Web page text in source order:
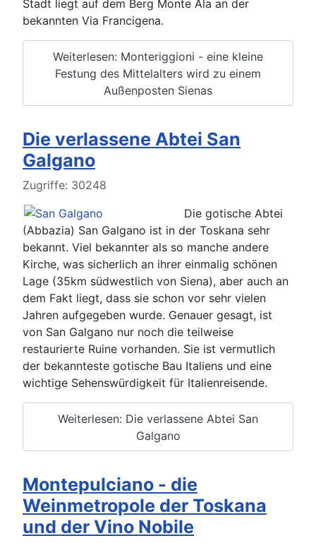
Stadt liegt auf dem Berg Monte Ala an der
bekannten Via Francigena.
Weiterlesen: Monteriggioni - eine kleine
Festung des Mittelalters wird zu einem
Außenposten Sienas
Die verlassene Abtei San
Galgano
Details
Zugriffe: 30248
Die gotische Abtei
(Abbazia) San Galgano ist in der Toskana sehr
bekannt. Viel bekannter als so manche andere
Kirche, was sicherlich an ihrer einmalig schönen
Lage (35km südwestlich von Siena), aber auch an
dem Fakt liegt, dass sie schon vor sehr vielen
Jahren aufgegeben wurde. Genauer gesagt, ist
von San Galgano nur noch die teilweise
restaurierte Ruine vorhanden. Sie ist vermutlich
der bekannteste gotische Bau Italiens und eine
wichtige Sehenswürdigkeit für Italienreisende.
Weiterlesen: Die verlassene Abtei San
Galgano
Montepulciano - die
Weinmetropole der Toskana
und der Vino Nobile